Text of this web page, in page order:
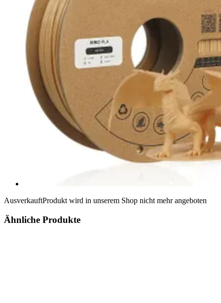
AusverkauftProdukt wird in unserem Shop nicht mehr angeboten
Ähnliche Produkte